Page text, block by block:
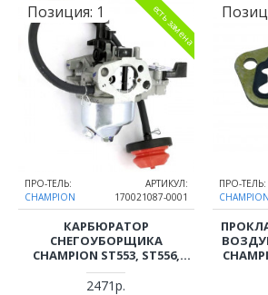
Позиция: 1 есть замена
ПРО-ТЕЛЬ:
CHAMPION
АРТИКУЛ:
170021087-0001
КАРБЮРАТОР
СНЕГОУБОРЩИКА
CHAMPION ST553, ST556,
ST655, ST656, ST661, ST662E,
ST762Е
2471р.
ПРО-ТЕЛЬ:
CHAMPION